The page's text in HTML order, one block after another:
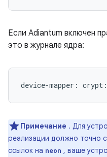
Если Adiantum включен
это в журнале ядра:
Примечание . Для
реализации должно точно
ссылок на neon , ваше